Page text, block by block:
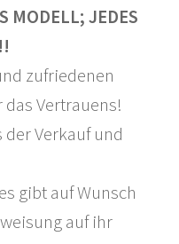
MODELL; JEDES
zufriedenen
Vertrauens!
Verkauf und
gibt auf Wunsch
auf ihr